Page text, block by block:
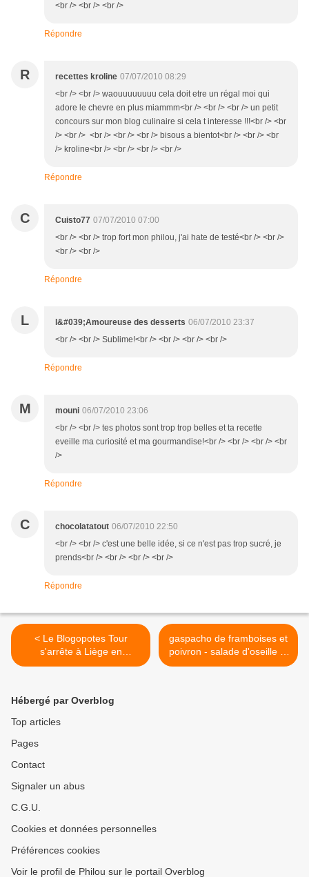
<br /> <br /> <br />
Répondre
R recettes kroline 07/07/2010 08:29
<br /> <br /> waouuuuuuuu cela doit etre un régal moi qui
adore le chevre en plus miammm<br /> <br /> <br /> un petit
concours sur mon blog culinaire si cela t interesse !!!<br /> <br
/> <br /> <br /> <br /> <br /> bisous a bientot<br /> <br /> <br
/> kroline<br /> <br /> <br /> <br />
Répondre
C Cuisto77 07/07/2010 07:00
<br /> <br /> trop fort mon philou, j'ai hate de testé<br /> <br />
<br /> <br />
Répondre
L l&#039;Amoureuse des desserts 06/07/2010 23:37
<br /> <br /> Sublime!<br /> <br /> <br /> <br />
Répondre
M mouni 06/07/2010 23:06
<br /> <br /> tes photos sont trop trop belles et ta recette
eveille ma curiosité et ma gourmandise!<br /> <br /> <br /> <br
/>
Répondre
C chocolatatout 06/07/2010 22:50
<br /> <br /> c'est une belle idée, si ce n'est pas trop sucré, je
prends<br /> <br /> <br /> <br />
Répondre
< Le Blogopotes Tour
s'arrête à Liège en
septembre
gaspacho de framboises et
poivron - salade d'oseille et
marshmallow >
Hébergé par Overblog
Top articles
Pages
Contact
Signaler un abus
C.G.U.
Cookies et données personnelles
Préférences cookies
Voir le profil de Philou sur le portail Overblog